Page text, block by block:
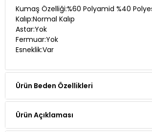
Kumaş Özelliği:%60 Polyamid %40
Kalıp:Normal Kalıp
Astar:Yok
Fermuar:Yok
Esneklik:Var
Ürün Beden Özellikleri
Ürün Açıklaması